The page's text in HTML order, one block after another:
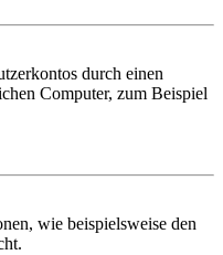
durch einen
Computer, zum Beispiel
wie beispielsweise den